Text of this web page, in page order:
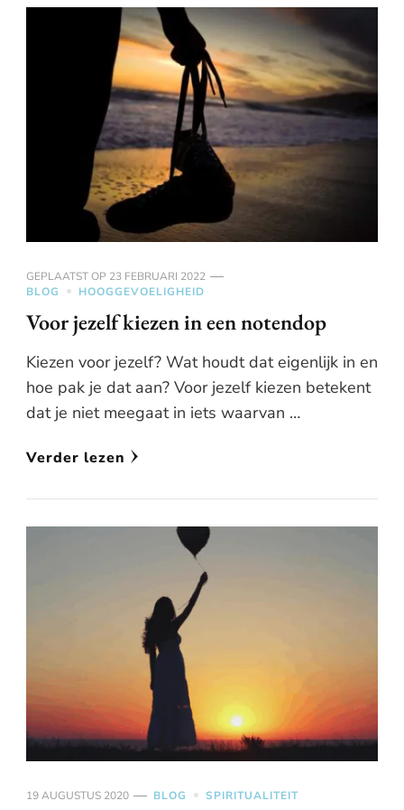
GEPLAATST OP 23 FEBRUARI 2022
BLOG
HOOGGEVOELIGHEID
Voor jezelf kiezen in een notendop
Kiezen voor jezelf? Wat houdt dat eigenlijk in en
hoe pak je dat aan? Voor jezelf kiezen betekent
dat je niet meegaat in iets waarvan …
Verder lezen
19 AUGUSTUS 2020 BLOG SPIRITUALITEIT